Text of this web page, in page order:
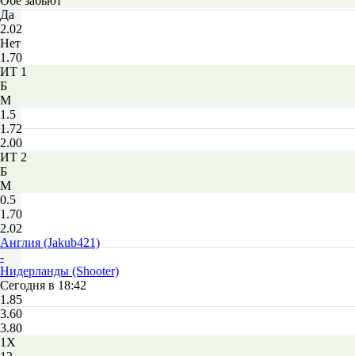
Да
2.02
Нет
1.70
ИТ 1
Б
М
1.5
1.72
2.00
ИТ 2
Б
М
0.5
1.70
2.02
Англия (Jakub421)
-
Нидерланды (Shooter)
Сегодня в 18:42
1.85
3.60
3.80
1X